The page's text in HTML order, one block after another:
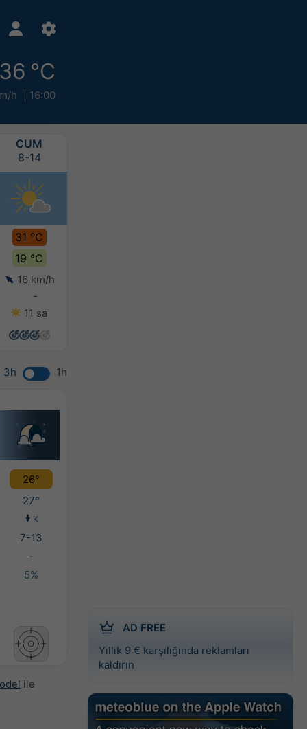
36 °C
h 16:00
AD FREE
Yıllık 9 € karşılığında reklamları
kaldırın
CUM
8-14
31 °C
19 °C
16 km/h
-
11 sa
3h 1h
26°
27°
K
7-13
-
5%
ile